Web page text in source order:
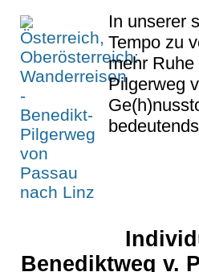
In unserer
Tempo zu
mehr
Pilgerweg
Benediktweg v.